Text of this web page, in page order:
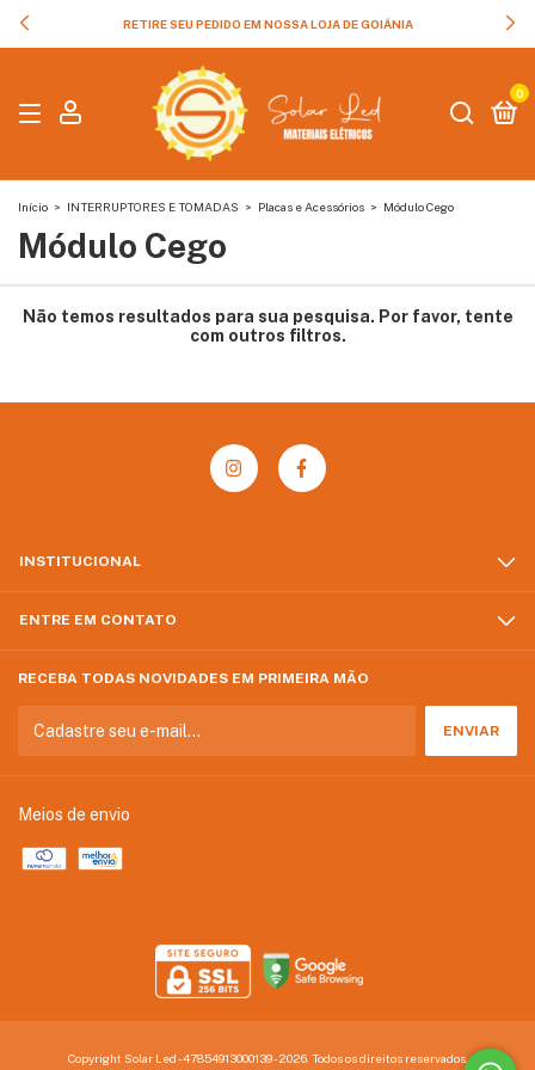
RETIRE SEU PEDIDO EM NOSSA LOJA DE GOIÂNIA
0
Início > INTERRUPTORES E TOMADAS > Placas e Acessórios > Módulo Cego
Módulo Cego
Não temos resultados para sua pesquisa. Por favor, tente
com outros filtros.
INSTITUCIONAL
ENTRE EM CONTATO
RECEBA TODAS NOVIDADES EM PRIMEIRA MÃO
Meios de envio
Copyright Solar Led - 47854913000139 - 2026. Todos os direitos reservados.